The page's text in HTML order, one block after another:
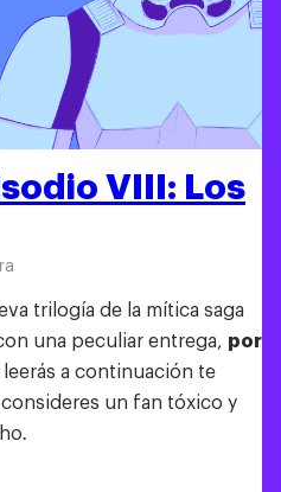
VIII: Los
trilogía de la mítica saga
una peculiar entrega, por
leerás a continuación te
un fan tóxico y
.